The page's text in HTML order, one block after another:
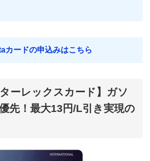
カードの申込みはこちら
ーレックスカード】ガソ
先！最大13円/L引き実現の